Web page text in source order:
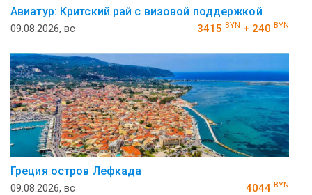
Авиатур: Критский рай с визовой поддержкой
09.08.2026, вс 3415 BYN + 240 BYN
Греция остров Лефкада
09.08.2026, вс 4044 BYN